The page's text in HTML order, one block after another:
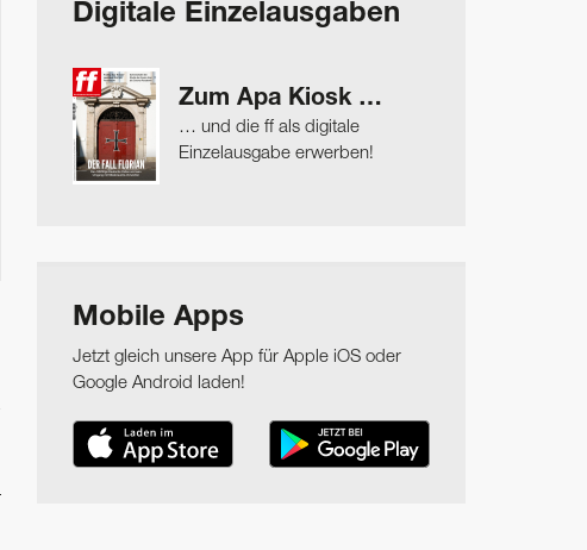
Digitale Einzelausgaben
Zum Apa Kiosk …
… und die ff als digitale
Einzelausgabe erwerben!
Mobile Apps
Jetzt gleich unsere App für Apple iOS oder
Google Android laden!